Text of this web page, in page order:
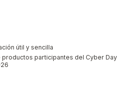
útil y sencilla
participantes del Cyber Day